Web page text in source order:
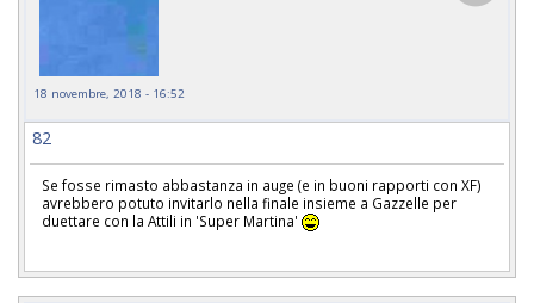
18 novembre, 2018 - 16:52
82
Se fosse rimasto abbastanza in auge (e in buoni rapporti con XF)
avrebbero potuto invitarlo nella finale insieme a Gazzelle per
duettare con la Attili in 'Super Martina'